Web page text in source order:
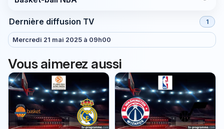
Dernière diffusion TV 1
Mercredi 21 mai 2025 à 09h00
Vous aimerez aussi